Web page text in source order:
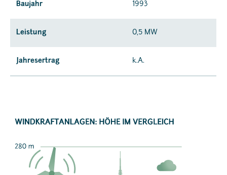
Baujahr 1993
Leistung 0,5 MW
Jahresertrag k.A.